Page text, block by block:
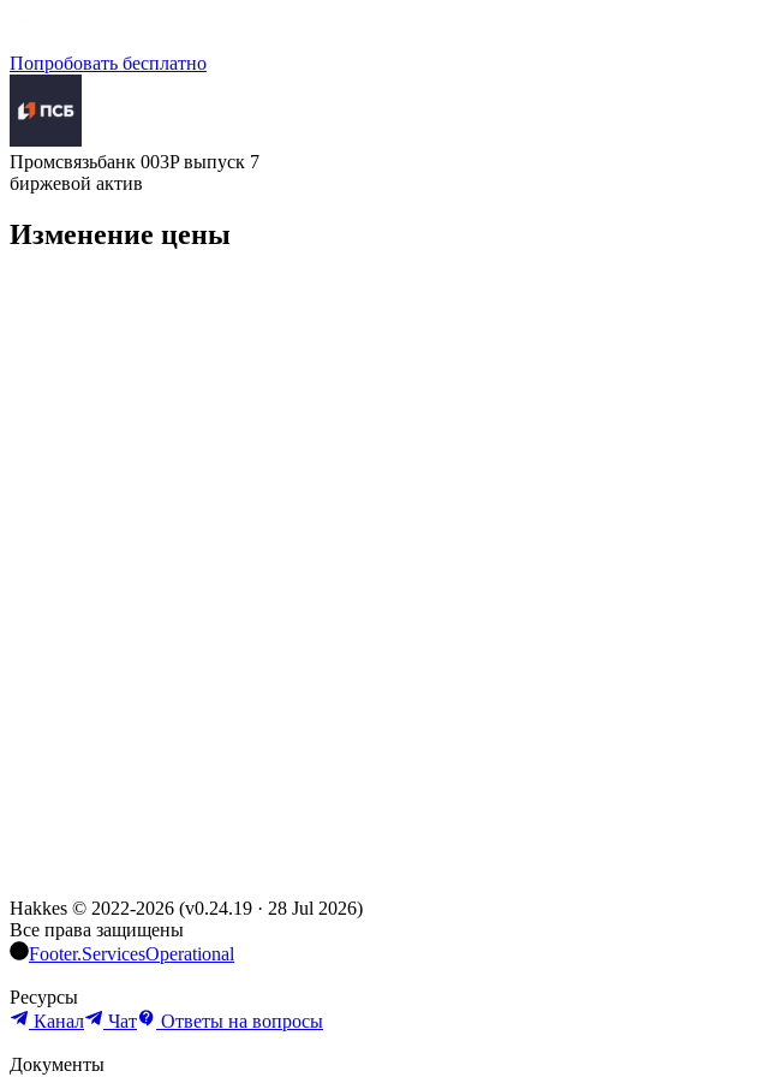
Попробовать бесплатно
Промсвязьбанк 003P выпуск 7
биржевой актив
Изменение цены
Hakkes © 2022-2026 (v0.24.19 · 28 Jul 2026)
Все права защищены
Footer.ServicesOperational
Ресурсы
Канал
Чат Ответы на вопросы
Документы